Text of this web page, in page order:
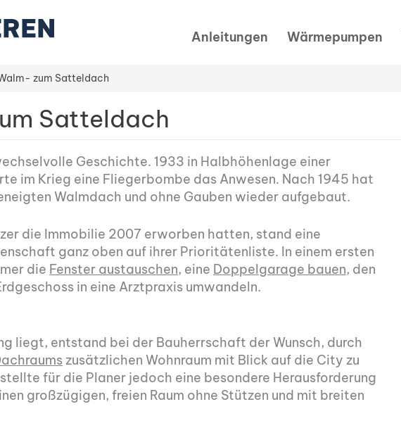
Anleitungen Wärmepumpen
zum Satteldach
Satteldach
Geschichte. 1933 in Halbhöhenlage einer
im Krieg eine Fliegerbombe das Anwesen. Nach 1945 hat
Walmdach und ohne Gauben wieder aufgebaut.
die Immobilie 2007 erworben hatten, stand eine
ganz oben auf ihrer Prioritätenliste. In einem ersten
die Fenster austauschen, eine Doppelgarage bauen, den
in eine Arztpraxis umwandeln.
liegt, entstand bei der Bauherrschaft der Wunsch, durch
zusätzlichen Wohnraum mit Blick auf die City zu
für die Planer jedoch eine besondere Herausforderung
großzügigen, freien Raum ohne Stützen und mit breiten